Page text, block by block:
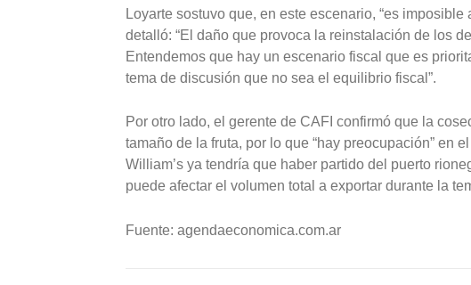
Loyarte sostuvo que, en este escenario, “es
detalló: “El daño que provoca la reinstalación de los
Entendemos que hay un escenario fiscal que es
tema de discusión que no sea el equilibrio fiscal”.
Por otro lado, el gerente de CAFI confirmó que la
tamaño de la fruta, por lo que “hay preocupación” en
William’s ya tendría que haber partido del puerto
puede afectar el volumen total a exportar durante la
Fuente: agendaeconomica.com.ar